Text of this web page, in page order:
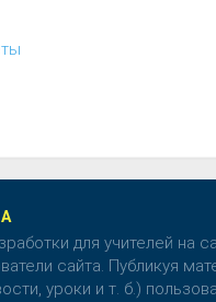
для учителей на
сайта. Публикуя
уроки и т. б.)